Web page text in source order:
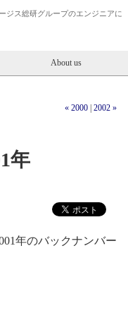
ジス総研グループのエンジニアに
About us
« 2000 2002 »
年
年のバックナンバー